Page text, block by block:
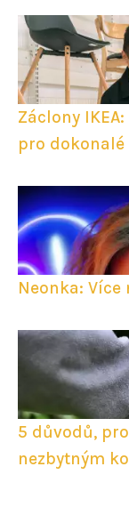
Záclony
pro
Neonka:
5 důvodů,
nezbytným